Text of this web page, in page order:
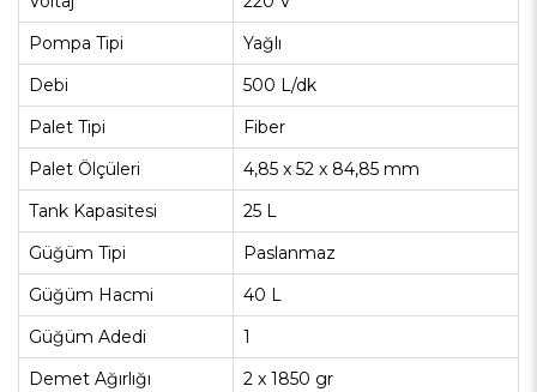
Pompa Tipi
Yağlı
Debi
500 L/dk
Palet Tipi
Fiber
Palet Ölçüleri
4,85 x 52 x 84,85 mm
Tank Kapasitesi
25 L
Güğüm Tipi
Paslanmaz
Güğüm Hacmi
40 L
Güğüm Adedi
1
Demet Ağırlığı
2 x 1850 gr